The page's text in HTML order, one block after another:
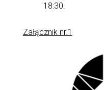
18:30
Załącznik nr.1